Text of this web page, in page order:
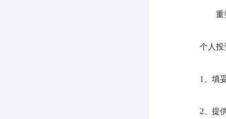
重
个人投
1、填
2、提